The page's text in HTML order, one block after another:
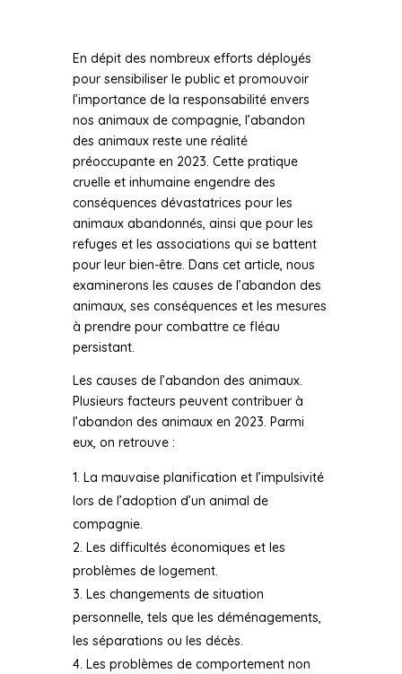
En dépit des nombreux efforts déployés
pour sensibiliser le public et promouvoir
l’importance de la responsabilité envers
nos animaux de compagnie, l’abandon
des animaux reste une réalité
préoccupante en 2023. Cette pratique
cruelle et inhumaine engendre des
conséquences dévastatrices pour les
animaux abandonnés, ainsi que pour les
refuges et les associations qui se battent
pour leur bien-être. Dans cet article, nous
examinerons les causes de l’abandon des
animaux, ses conséquences et les mesures
à prendre pour combattre ce fléau
persistant.
Les causes de l’abandon des animaux.
Plusieurs facteurs peuvent contribuer à
l’abandon des animaux en 2023. Parmi
eux, on retrouve :
La mauvaise planification et l’impulsivité
lors de l’adoption d’un animal de
compagnie.
Les difficultés économiques et les
problèmes de logement.
Les changements de situation
personnelle, tels que les déménagements,
les séparations ou les décès.
Les problèmes de comportement non